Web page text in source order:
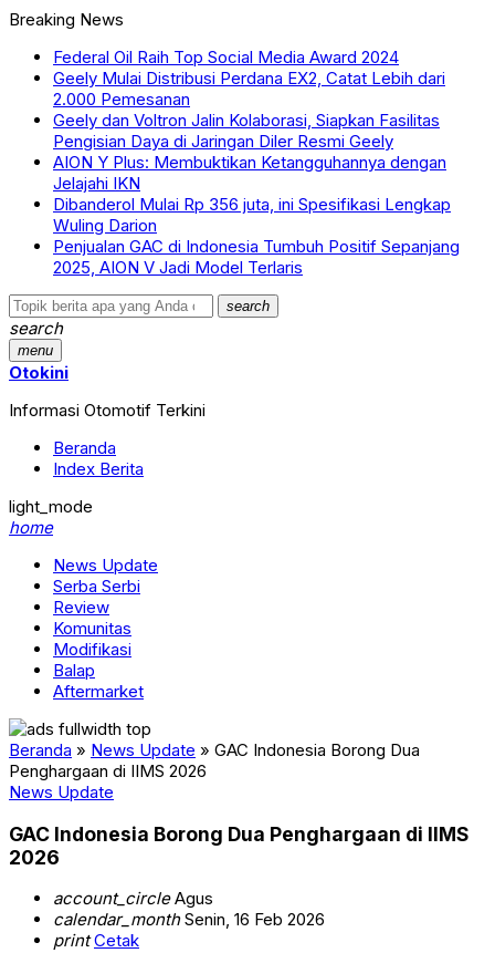
Breaking News
Federal Oil Raih Top Social Media Award 2024
Geely Mulai Distribusi Perdana EX2, Catat Lebih dari
2.000 Pemesanan
Geely dan Voltron Jalin Kolaborasi, Siapkan Fasilitas
Pengisian Daya di Jaringan Diler Resmi Geely
AION Y Plus: Membuktikan Ketangguhannya dengan
Jelajahi IKN
Dibanderol Mulai Rp 356 juta, ini Spesifikasi Lengkap
Wuling Darion
Penjualan GAC di Indonesia Tumbuh Positif Sepanjang
2025, AION V Jadi Model Terlaris
search
search
menu
Otokini
Informasi Otomotif Terkini
Beranda
Index Berita
light_mode
home
News Update
Serba Serbi
Review
Komunitas
Modifikasi
Balap
Aftermarket
Beranda » News Update » GAC Indonesia Borong Dua
Penghargaan di IIMS 2026
News Update
GAC Indonesia Borong Dua Penghargaan di IIMS
2026
account_circleAgus
calendar_monthSenin, 16 Feb 2026
print Cetak